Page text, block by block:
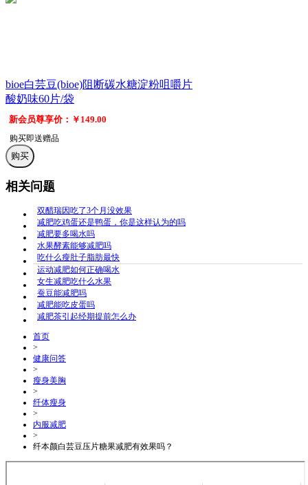
bioe白芸豆(bioe)阻断碳水糖淀粉咀嚼片
酸奶味60片/袋
新会员尊享价：￥149.00
购买即送赠品
购买
相关问题
双醋瑞因吃了3个月没效果
减肥吃鸡蛋还是鸭蛋，你是这样认为的吗
减肥要多喝水吗
水果酵素能够减肥吗
吃什么瘦肚子脂肪最快
运动减肥如何正确喝水
女生减肥吃什么水果
蚕豆能减肥吗
减肥能吃皮蛋吗
减肥茶引起经期提前怎么办
首页
>
健康问答
>
瘦身美胸
>
纤体瘦身
>
内服减肥
>
纤本颜白芸豆压片糖果减肥有效果吗？